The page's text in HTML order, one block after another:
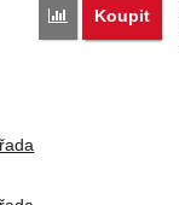
Porovnat
Koupit